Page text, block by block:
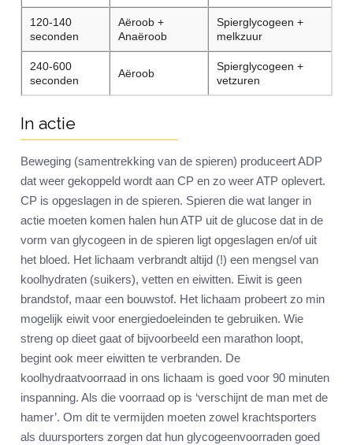
120-140
seconden
Aëroob +
Anaëroob
Spierglycogeen +
melkzuur
240-600
seconden
Aëroob
Spierglycogeen +
vetzuren
In actie
Beweging (samentrekking van de spieren) produceert ADP
dat weer gekoppeld wordt aan CP en zo weer ATP oplevert.
CP is opgeslagen in de spieren. Spieren die wat langer in
actie moeten komen halen hun ATP uit de glucose dat in de
vorm van glycogeen in de spieren ligt opgeslagen en/of uit
het bloed. Het lichaam verbrandt altijd (!) een mengsel van
koolhydraten (suikers), vetten en eiwitten. Eiwit is geen
brandstof, maar een bouwstof. Het lichaam probeert zo min
mogelijk eiwit voor energiedoeleinden te gebruiken. Wie
streng op dieet gaat of bijvoorbeeld een marathon loopt,
begint ook meer eiwitten te verbranden. De
koolhydraatvoorraad in ons lichaam is goed voor 90 minuten
inspanning. Als die voorraad op is ‘verschijnt de man met de
hamer’. Om dit te vermijden moeten zowel krachtsporters
als duursporters zorgen dat hun glycogeenvoorraden goed